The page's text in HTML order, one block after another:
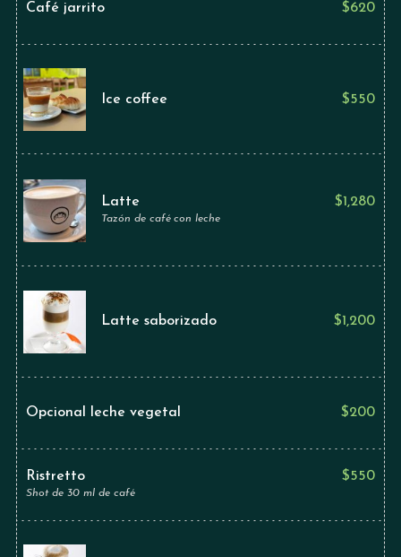
Café jarrito $620
Ice coffee $550
Latte $1,280
Tazón de café con leche
Latte saborizado $1,200
Opcional leche vegetal $200
Ristretto $550
Shot de 30 ml de café